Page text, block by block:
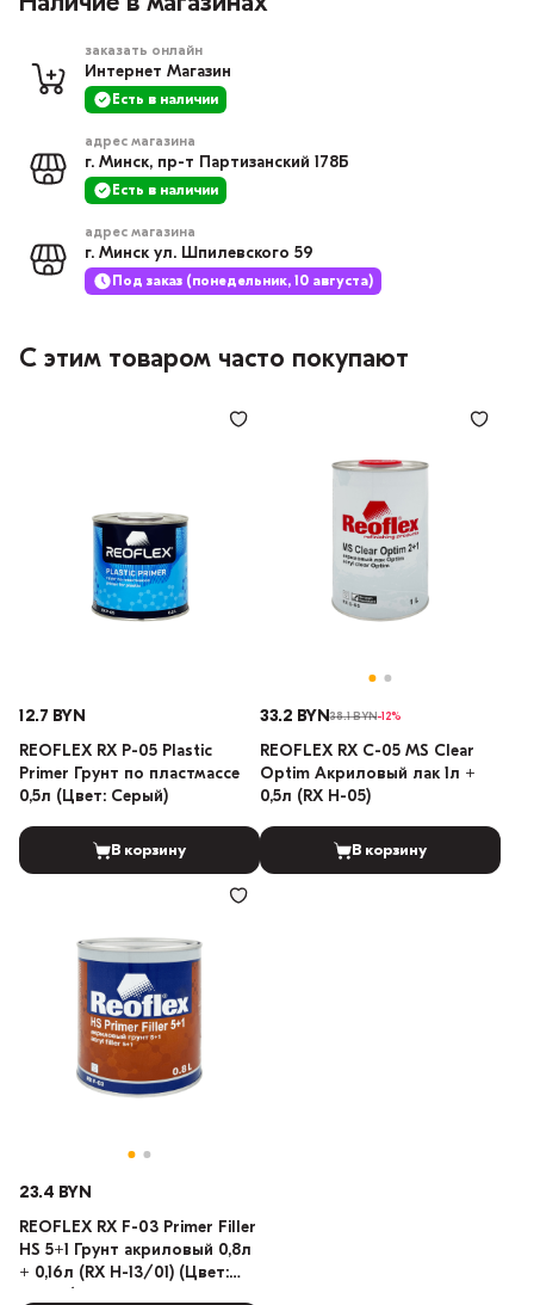
заказать онлайн
Интернет Магазин
Есть в наличии
адрес магазина
г. Минск, пр-т Партизанский 178Б
Есть в наличии
адрес магазина
г. Минск ул. Шпилевского 59
Под заказ (понедельник, 10 августа)
С этим товаром часто покупают
12.7 BYN
REOFLEX RX P-05 Plastic
Primer Грунт по пластмассе
0,5л (Цвет: Серый)
В корзину
33.2 BYN38.1 BYN-12%
REOFLEX RX C-05 MS Clear
Optim Акриловый лак 1л +
0,5л (RX H-05)
В корзину
23.4 BYN
REOFLEX RX F-03 Primer Filler
HS 5+1 Грунт акриловый 0,8л
+ 0,16л (RX H-13/01) (Цвет: